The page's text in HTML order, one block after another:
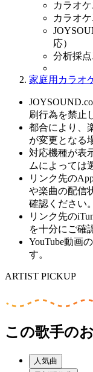
カラオ
カラオ
応）
分析採点
家庭用カラオ
刷行為を禁止
都合により、
が変更となる
対応機種が表
ムによっては
リンク先の
や楽曲の配信
確認ください。
リンク先の
を十分にご確
YouTube動画
す。
ARTIST PICKUP
この歌手の
人気曲